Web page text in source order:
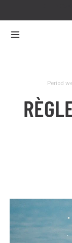
Period